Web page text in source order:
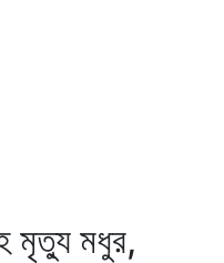
মৃত্যু মধুর,